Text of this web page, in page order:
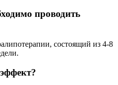
проводить
состоящий из 4-8